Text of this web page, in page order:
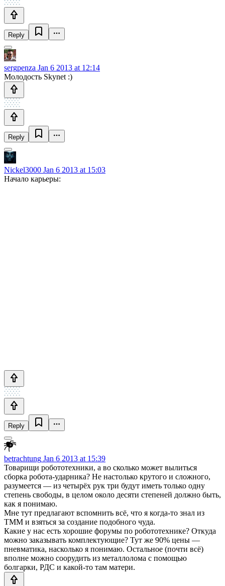
Reply
sergpenza Jan 6 2013 at 12:14
Молодость Skynet :)
Reply
Nickel3000 Jan 6 2013 at 15:03
Начало карьеры:
Reply
betrachtung Jan 6 2013 at 15:39
Товарищи робототехники, а во сколько может вылиться
сборка робота-ударника? Не настолько крутого и сложного,
разумеется — из четырёх рук три будут иметь только одну
степень свободы, в целом около десяти степеней должно быть,
как я понимаю.
Мне тут предлагают вспомнить всё, что я когда-то знал из
ТММ и взяться за создание подобного чуда.
Какие у нас есть хорошие форумы по робототехнике? Откуда
можно заказывать комплектующие? Тут же 90% цены —
пневматика, насколько я понимаю. Остальное (почти всё)
вполне можно соорудить из металлолома с помощью
болгарки, РДС и какой-то там матери.